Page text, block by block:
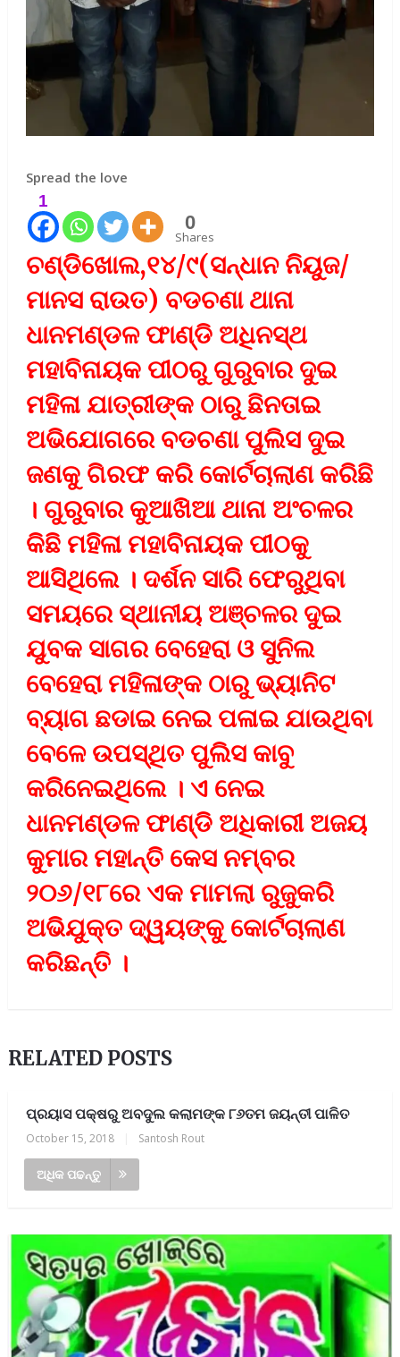
Spread the love
1
0
Shares
ଚଣ୍ଡିଖୋଲ,୧୪/୯(ସନ୍ଧାନ ନିୟୁଜ/
ମାନସ ରାଉତ) ବଡଚଣା ଥାନା
ଧାନମଣ୍ଡଳ ଫାଣ୍ଡି ଅଧିନସ୍ଥ
ମହାବିନାୟକ ପୀଠରୁ ଗୁରୁବାର ଦୁଇ
ମହିଳା ଯାତ୍ରୀଙ୍କ ଠାରୁ ଛିନତାଇ
ଅଭିଯୋଗରେ ବଡଚଣା ପୁଲିସ ଦୁଇ
ଜଣକୁ ଗିରଫ କରି କୋର୍ଟଚାଲାଣ କରିଛି
। ଗୁରୁବାର କୁଆଖିଆ ଥାନା ଅଂଚଳର
କିଛି ମହିଳା ମହାବିନାୟକ ପୀଠକୁ
ଆସିଥିଲେ । ଦର୍ଶନ ସାରି ଫେରୁଥିବା
ସମୟରେ ସ୍ଥାନୀୟ ଅଞ୍ଚଳର ଦୁଇ
ଯୁବକ ସାଗର ବେହେରା ଓ ସୁନିଲ
ବେହେରା ମହିଳାଙ୍କ ଠାରୁ ଭ୍ୟାନିଟ
ବ୍ୟାଗ ଛଡାଇ ନେଇ ପଳାଇ ଯାଉଥିବା
ବେଳେ ଉପସ୍ଥିତ ପୁଲିସ କାବୁ
କରିନେଇଥିଲେ । ଏ ନେଇ
ଧାନମଣ୍ଡଳ ଫାଣ୍ଡି ଅଧିକାରୀ ଅଜୟ
କୁମାର ମହାନ୍ତି କେସ ନମ୍ବର
୨୦୬/୧୮ରେ ଏକ ମାମଲା ରୁଜୁକରି
ଅଭିଯୁକ୍ତ ଦ୍ୱୟଙ୍କୁ କୋର୍ଟଚାଲାଣ
କରିଛନ୍ତି ।
RELATED POSTS
ପ୍ରୟାସ ପକ୍ଷରୁ ଅବଦୁଲ କଲାମଙ୍କ ୮୬ତମ ଜୟନ୍ତୀ ପାଳିତ
October 15, 2018 Santosh Rout
ଅଧିକ ପଢନ୍ତୁ